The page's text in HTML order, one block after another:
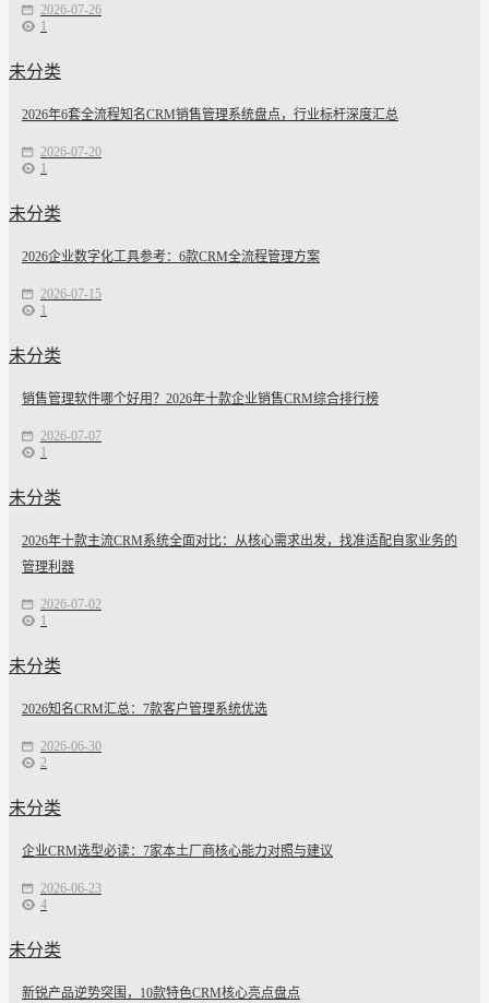
2026-07-26
1
未分类
2026年6套全流程知名CRM销售管理系统盘点，行业标杆深度汇总
2026-07-20
1
未分类
2026企业数字化工具参考：6款CRM全流程管理方案
2026-07-15
1
未分类
销售管理软件哪个好用？2026年十款企业销售CRM综合排行榜
2026-07-07
1
未分类
2026年十款主流CRM系统全面对比：从核心需求出发，找准适配自家业务的
管理利器
2026-07-02
1
未分类
2026知名CRM汇总：7款客户管理系统优选
2026-06-30
2
未分类
企业CRM选型必读：7家本土厂商核心能力对照与建议
2026-06-23
4
未分类
新锐产品逆势突围，10款特色CRM核心亮点盘点